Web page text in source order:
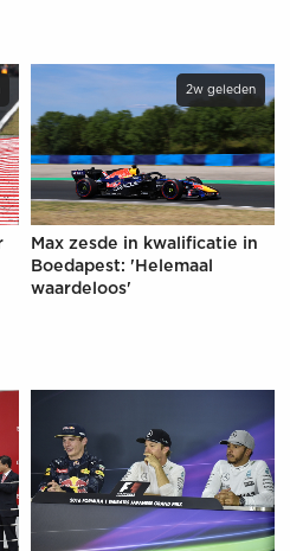
2w geleden
Max zesde in kwalificatie in
Boedapest: 'Helemaal
waardeloos'